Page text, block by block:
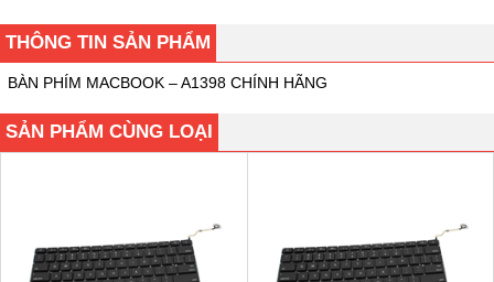
THÔNG TIN SẢN PHẨM
BÀN PHÍM MACBOOK – A1398 CHÍNH HÃNG
SẢN PHẨM CÙNG LOẠI